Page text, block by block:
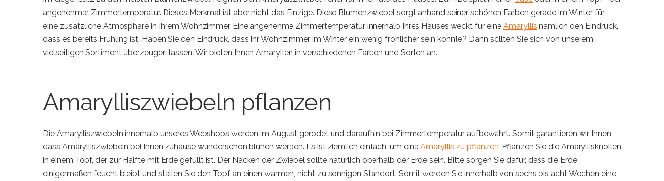
angenehmer Zimmertemperatur. Dieses Merkmal ist aber nicht das Einzige. Diese Blumenzwiebel sorgt anhand seiner schönen Farben gerade im Winter für
eine zusätzliche Atmosphäre in Ihrem Wohnzimmer. Eine angenehme Zimmertemperatur innerhalb Ihres Hauses weckt für eine Amaryllis nämlich den Eindruck,
dass es bereits Frühling ist. Haben Sie den Eindruck, dass Ihr Wohnzimmer im Winter ein wenig fröhlicher sein könnte? Dann sollten Sie sich von unserem
vielseitigen Sortiment überzeugen lassen. Wir bieten Ihnen Amaryllen in verschiedenen Farben und Sorten an.
Amarylliszwiebeln pflanzen
Die Amarylliszwiebeln innerhalb unseres Webshops werden im August gerodet und daraufhin bei Zimmertemperatur aufbewahrt. Somit garantieren wir Ihnen,
dass Amarylliszwiebeln bei Ihnen zuhause wunderschön blühen werden. Es ist ziemlich einfach, um eine Amaryllis zu pflanzen. Pflanzen Sie die Amaryllisknollen
in einem Topf, der zur Hälfte mit Erde gefüllt ist. Der Nacken der Zwiebel sollte natürlich oberhalb der Erde sein. Bitte sorgen Sie dafür, dass die Erde
einigermaßen feucht bleibt und stellen Sie den Topf an einen warmen, nicht zu sonnigen Standort. Somit werden Sie innerhalb von sechs bis acht Wochen eine